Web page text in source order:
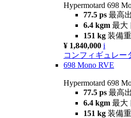
Hypermotard 698
77.5 ps 最高
6.4 kgm 最大
151 kg 装備
¥ 1,840,000 i
コンフィギュレー
698 Mono RVE
Hypermotard 698
77.5 ps 最高
6.4 kgm 最大
151 kg 装備